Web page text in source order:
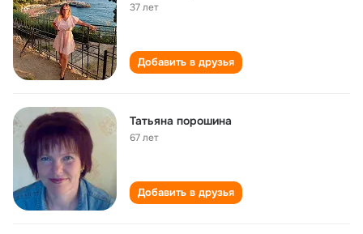
37 лет
Добавить в друзья
Татьяна порошина
67 лет
Добавить в друзья